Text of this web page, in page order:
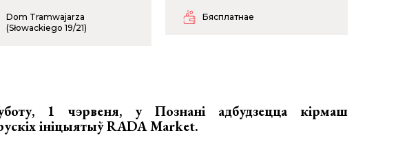
Dom Tramwajarza
(Słowackiego 19/21)
Бясплатнае
1 чэрвеня, у Познані адбудзецца кірмаш
ініцыятыў RADA Market.